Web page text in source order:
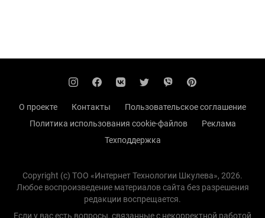
О проекте Контакты
Пользовательское соглашение
Политика использования cookie-файлов
Реклама
Техподдержка
Copyright (с) TOO «Интернет Технологии Шкулева», 2026.
Любое воспроизведение материалов сайта без разрешения
редакции воспрещается.
Если у вас есть вопросы, связанные с некорректной работой